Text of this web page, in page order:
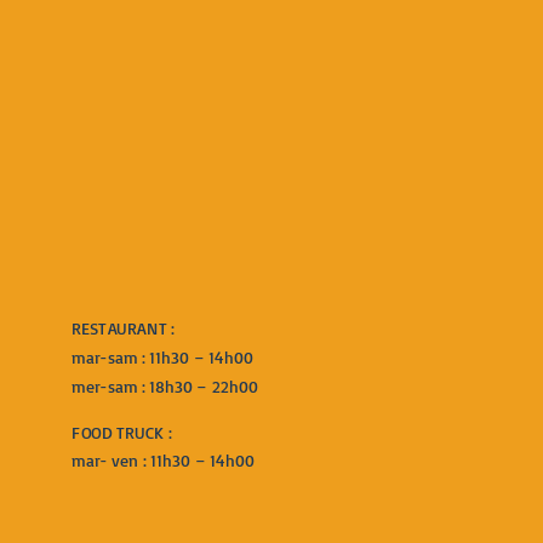
RESTAURANT :
mar-sam : 11h30 – 14h00
mer-sam : 18h30 – 22h00
FOOD TRUCK :
mar- ven : 11h30 – 14h00